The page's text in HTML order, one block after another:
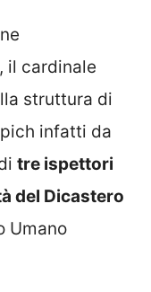
il cardinale
struttura di
infatti da
tre ispettori
del Dicastero
Umano